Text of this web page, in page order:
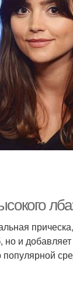
но и
популярной